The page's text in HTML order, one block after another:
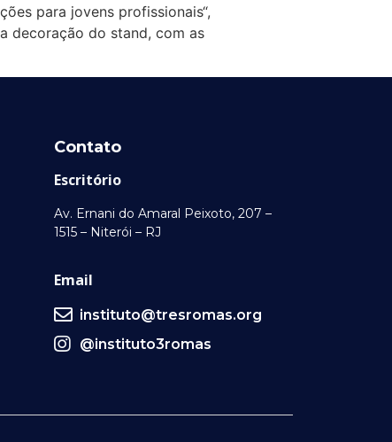
para jovens profissionais“,
decoração do stand, com as
Contato
Escritório
Av. Ernani do Amaral Peixoto, 207 –
1515 – Niterói – RJ
Email
instituto@tresromas.org
@instituto3romas